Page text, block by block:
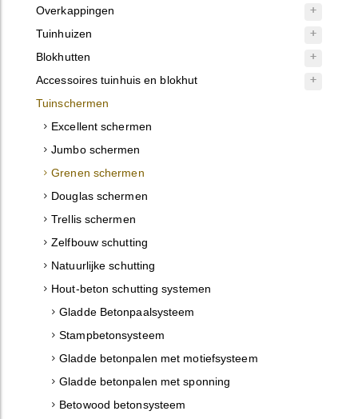
Overkappingen
Tuinhuizen
Blokhutten
Accessoires tuinhuis en blokhut
Tuinschermen
Excellent schermen
Jumbo schermen
Grenen schermen
Douglas schermen
Trellis schermen
Zelfbouw schutting
Natuurlijke schutting
Hout-beton schutting systemen
Gladde Betonpaalsysteem
Stampbetonsysteem
Gladde betonpalen met motiefsysteem
Gladde betonpalen met sponning
Betowood betonsysteem